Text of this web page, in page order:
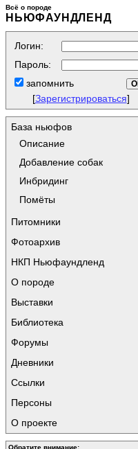
Всё о породе
НЬЮФАУНДЛЕНД
Логин:
Пароль:
запомнить
[Зарегистрироваться]
База ньюфов
Описание
Добавление собак
Инбридинг
Помёты
Питомники
Фотоархив
НКП Ньюфаундленд
О породе
Выставки
Библиотека
Форумы
Дневники
Ссылки
Персоны
О проекте
Обратите внимание: